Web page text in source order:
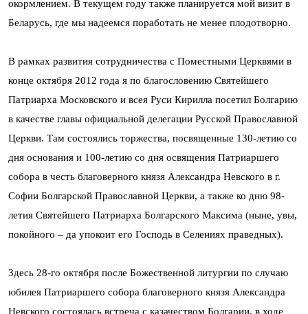
окормлением. В текущем году также планируется мой визит в
Беларусь, где мы надеемся поработать не менее плодотворно.
В рамках развития сотрудничества с Поместными Церквями в
конце октября 2012 года я по благословению Святейшего
Патриарха Московского и всея Руси Кирилла посетил Болгарию
в качестве главы официальной делегации Русской Православной
Церкви. Там состоялись торжества, посвященные 130-летию со
дня основания и 100-летию со дня освящения Патриаршего
собора в честь благоверного князя Александра Невского в г.
Софии Болгарской Православной Церкви, а также ко дню 98-
летия Святейшего Патриарха Болгарского Максима (ныне, увы,
покойного – да упокоит его Господь в Селениях праведных).
Здесь 28-го октября после Божественной литургии по случаю
юбилея Патриаршего собора благоверного князя Александра
Невского состоялась встреча с казачеством Болгарии, в ходе